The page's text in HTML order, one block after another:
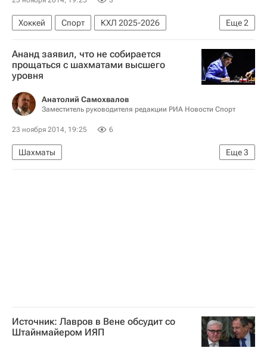
Переговоры по ядерной проблеме Ирана в Вене
Еще2
Хоккей Спорт
КХЛ 2025-2026
СКА (Санкт-Петербург)
Илья Ежов
Ананд заявил, что не собирается
прощаться с шахматами высшего
уровня
Анатолий Самохвалов
Заместитель руководителя редакции РИА Новости Спорт
23 ноября 2014, 19:25 6
Еще3
Шахматы
Матч за звание чемпиона мира по шахматам между действующим обладателем титула Магнусом Карлсеном из Норвегии и претендентом Вишванатаном Анандом из Индии: мнения и комментарии
Источник: Лавров в Вене обсудит со
Штайнмайером ИЯП